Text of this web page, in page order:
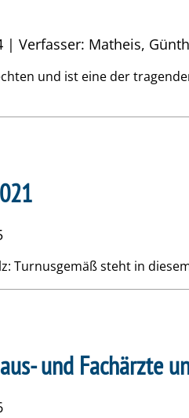
| Verfasser: Matheis,
und ist eine der
Turnusgemäß steht in
und Fachärzte